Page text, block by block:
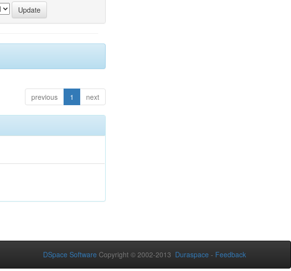
previous 1 next
DSpace Software Copyright © 2002-2013 Duraspace - Feedback